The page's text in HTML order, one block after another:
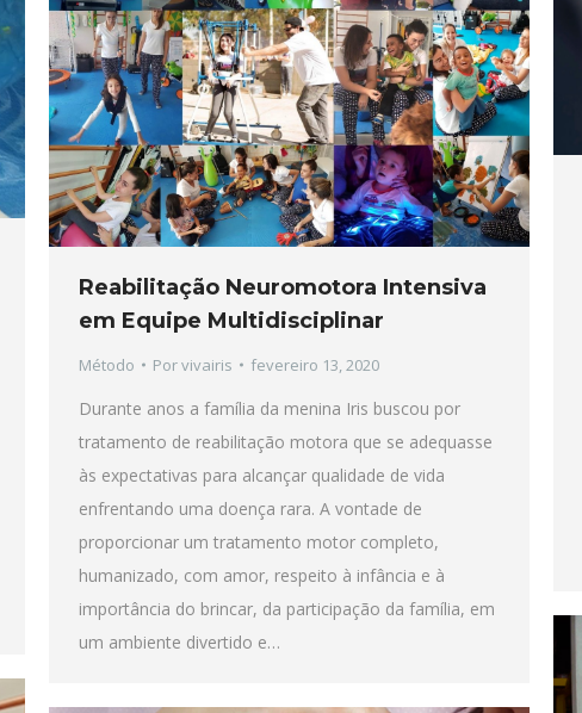
Reabilitação Neuromotora Intensiva
em Equipe Multidisciplinar
Método Porvivairis fevereiro 13, 2020
Durante anos a família da menina Iris buscou por
tratamento de reabilitação motora que se adequasse
às expectativas para alcançar qualidade de vida
enfrentando uma doença rara. A vontade de
proporcionar um tratamento motor completo,
humanizado, com amor, respeito à infância e à
importância do brincar, da participação da família, em
um ambiente divertido e…